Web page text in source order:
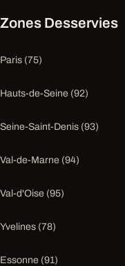
Zones Desservies
Paris (75)
Hauts-de-Seine (92)
Seine-Saint-Denis (93)
Val-de-Marne (94)
Val-d'Oise (95)
Yvelines (78)
Essonne (91)